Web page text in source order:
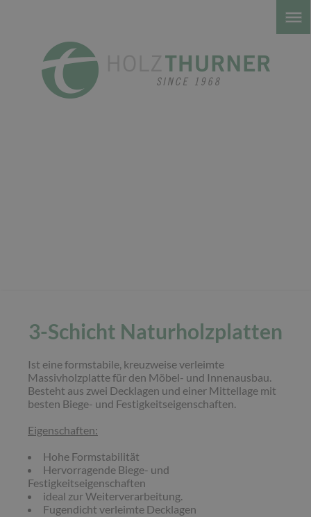
3-Schicht Naturholzplatten
Ist eine formstabile, kreuzweise verleimte
Massivholzplatte für den Möbel- und Innenausbau.
Besteht aus zwei Decklagen und einer Mittellage mit
besten Biege- und Festigkeitseigenschaften.
Eigenschaften:
Hohe Formstabilität
Hervorragende Biege- und
Festigkeitseigenschaften
ideal zur Weiterverarbeitung.
Fugendicht verleimte Decklagen